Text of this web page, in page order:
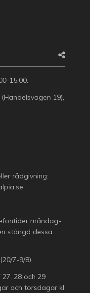
15.00.
19),
rådgivning:
måndag-
stängd dessa
7-9/8)
28 och 29
och torsdagar kl